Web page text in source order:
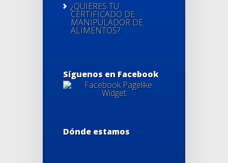
¿QUIERES TU
CERTIFICADO DE
MANIPULADOR DE
ALIMENTOS?
Síguenos en Facebook
Dónde estamos